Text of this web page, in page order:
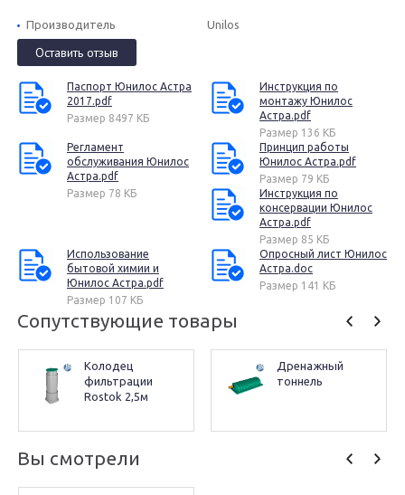
Производитель Unilos
Оставить отзыв
Паспорт Юнилос Астра
2017.pdf
Размер 8497 КБ
Инструкция по
монтажу Юнилос
Астра.pdf
Размер 136 КБ
Регламент
обслуживания Юнилос
Астра.pdf
Размер 78 КБ
Принцип работы
Юнилос Астра.pdf
Размер 79 КБ
Инструкция по
консервации Юнилос
Астра.pdf
Размер 85 КБ
Использование
бытовой химии и
Юнилос Астра.pdf
Размер 107 КБ
Опросный лист Юнилос
Астра.doc
Размер 141 КБ
Сопутствующие товары
Колодец
фильтрации
Rostok 2,5м
Дренажный
тоннель
Вы смотрели